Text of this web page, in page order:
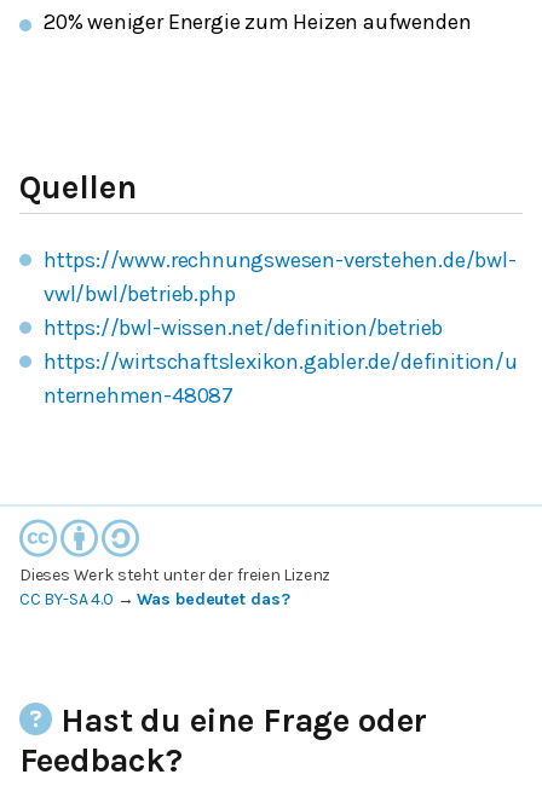
20% weniger Energie zum Heizen aufwenden
Quellen
https://www.rechnungswesen-verstehen.de/bwl-
vwl/bwl/betrieb.php
https://bwl-wissen.net/definition/betrieb
https://wirtschaftslexikon.gabler.de/definition/u
nternehmen-48087
Dieses Werk steht unter der freien Lizenz
CC BY-SA 4.0 →Was bedeutet das?
Hast du eine Frage oder
Feedback?